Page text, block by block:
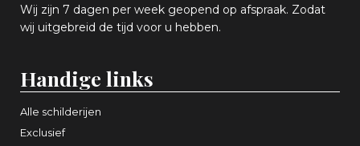
Wij zijn 7 dagen per week geopend op afspraak. Zodat
wij uitgebreid de tijd voor u hebben.
Handige links
Alle schilderijen
Exclusief